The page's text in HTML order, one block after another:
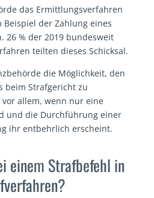
das Ermittlungsverfahren
der Zahlung eines
26 % der 2019 bundesweit
teilten dieses Schicksal.
die Möglichkeit, den
beim Strafgericht zu
allem, wenn nur eine
und die Durchführung einer
ihr entbehrlich erscheint.
einem Strafbefehl in